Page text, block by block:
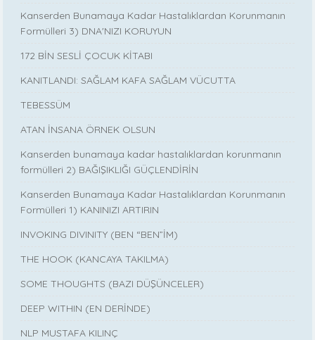
Kanserden Bunamaya Kadar Hastalıklardan Korunmanın
Formülleri 3) DNA'NIZI KORUYUN
172 BİN SESLİ ÇOCUK KİTABI
KANITLANDI: SAĞLAM KAFA SAĞLAM VÜCUTTA
TEBESSÜM
ATAN İNSANA ÖRNEK OLSUN
Kanserden bunamaya kadar hastalıklardan korunmanın
formülleri 2) BAĞIŞIKLIĞI GÜÇLENDİRİN
Kanserden Bunamaya Kadar Hastalıklardan Korunmanın
Formülleri 1) KANINIZI ARTIRIN
INVOKING DIVINITY (BEN “BEN”İM)
THE HOOK (KANCAYA TAKILMA)
SOME THOUGHTS (BAZI DÜŞÜNCELER)
DEEP WITHIN (EN DERİNDE)
NLP MUSTAFA KILINÇ